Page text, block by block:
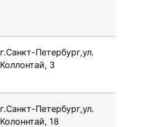
г.Санкт-Петербург,ул.
Коллонтай, 3
г.Санкт-Петербург,ул.
Колоннтай, 18